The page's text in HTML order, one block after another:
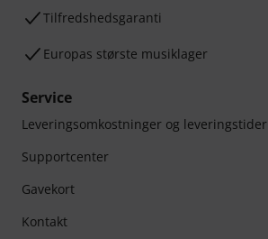
Tilfredshedsgaranti
Europas største musiklager
Service
Leveringsomkostninger og leveringstider
Supportcenter
Gavekort
Kontakt